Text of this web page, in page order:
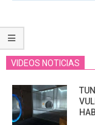
VIDEOS NOTICIAS